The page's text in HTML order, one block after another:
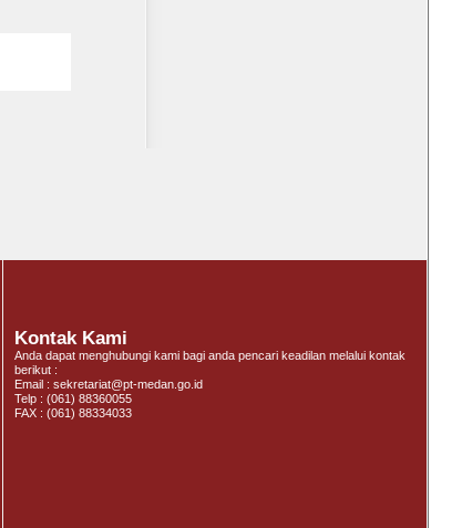
Kontak Kami
Anda dapat menghubungi kami bagi anda pencari keadilan melalui kontak
berikut :
Email : sekretariat@pt-medan.go.id
Telp : (061) 88360055
FAX : (061) 88334033